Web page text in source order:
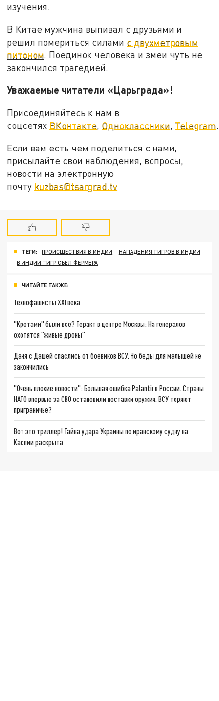
изучения.
В Китае мужчина выпивал с друзьями и
решил помериться силами с двухметровым
питоном . Поединок человека и змеи чуть не
закончился трагедией.
Уважаемые читатели «Царьграда»!
Присоединяйтесь к нам в
соцсетях ВКонтакте, Одноклассники, Telegram.
Если вам есть чем поделиться с нами,
присылайте свои наблюдения, вопросы,
новости на электронную
почту kuzbas@tsargrad.tv
ТЕГИ: ПРОИСШЕСТВИЯ В ИНДИИ
НАПАДЕНИЯ ТИГРОВ В ИНДИИ
В ИНДИИ ТИГР СЪЕЛ ФЕРМЕРА
ЧИТАЙТЕ ТАКЖЕ:
Технофашисты XXI века
"Кротами" были все? Теракт в центре Москвы: На генералов
охотятся "живые дроны"
Даня с Дашей спаслись от боевиков ВСУ. Но беды для малышей не
закончились
"Очень плохие новости": Большая ошибка Palantir в России. Страны
НАТО впервые за СВО остановили поставки оружия. ВСУ теряют
приграничье?
Вот это триллер! Тайна удара Украины по иранскому судну на
Каспии раскрыта